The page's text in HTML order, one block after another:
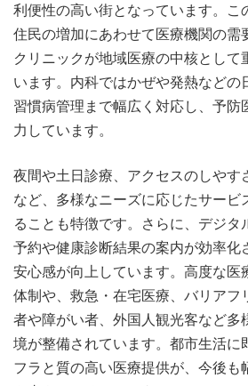
利便性の高い街となっています。こ
住民の増加にあわせて医療機関の需
クリニックが地域医療の中核として
います。内科ではかぜや発熱などの
習慣病管理まで幅広く対応し、予防
力しています。
夜間や土日診療、アクセスのしやす
など、多様なニーズに応じたサービ
ることも特徴です。さらに、デジタ
予約や健康診断結果の案内が効率化
安心感が向上しています。高度な医
体制や、救急・在宅医療、バリアフ
者や障がい者、外国人観光客など多
境が整備されています。都市生活に
フラと質の高い医療提供が、今後も